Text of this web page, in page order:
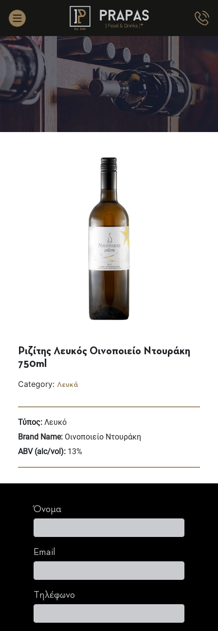
Ριζίτης Λευκός Οινοποιείο Ντουράκη
750ml
Category:Λευκά
Τύπος:Λευκό
Brand Name: Οινοποιείο Ντουράκη
ABV (alc/vol): 13%
Όνομα
Email
Τηλέφωνο